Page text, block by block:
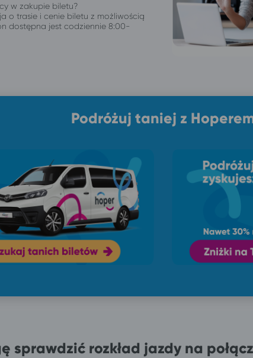
w zakupie biletu?
o trasie i cenie biletu z możliwością
dostępna jest codziennie 8:00-
Podróżuj taniej z
sprawdzić rozkład jazdy na